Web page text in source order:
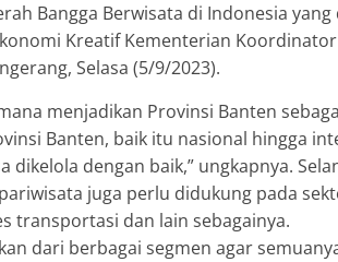
Bangga Berwisata di Indonesia
Kreatif Kementerian
Selasa (5/9/2023).
menjadikan Provinsi Banten
Banten, baik itu nasional hingga
dikelola dengan baik,” ungkapnya.
juga perlu didukung pada
transportasi dan lain sebagainya.
dari berbagai segmen agar